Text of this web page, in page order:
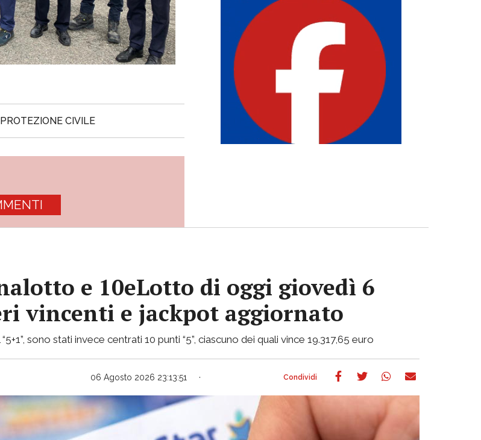
PROTEZIONE CIVILE
e 10eLotto di oggi giovedì 6
vincenti e jackpot aggiornato
sono stati invece centrati 10 punti “5”, ciascuno dei quali vince 19.317,65 euro
06 Agosto 2026 23:13:51